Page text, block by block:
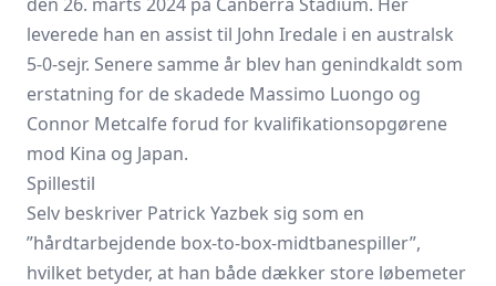
leverede han en assist til John Iredale i en australsk
5-0-sejr. Senere samme år blev han genindkaldt som
erstatning for de skadede Massimo Luongo og
Connor Metcalfe forud for kvalifikationsopgørene
mod Kina og Japan.
Spillestil
Selv beskriver Patrick Yazbek sig som en
”hårdtarbejdende box-to-box-midtbanespiller”,
hvilket betyder, at han både dækker store løbemeter